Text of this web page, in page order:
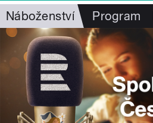
Náboženství Program